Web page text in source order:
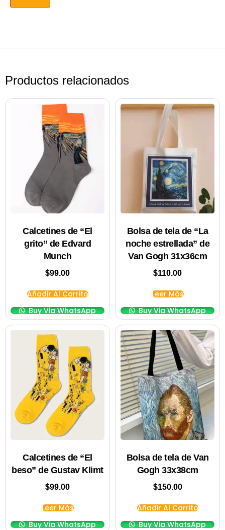
Productos relacionados
Calcetines de “El
grito” de Edvard
Munch
$99.00
Añadir Al Carrito
Buy Via WhatsApp
Bolsa de tela de “La
noche estrellada” de
Van Gogh 31x36cm
$110.00
Leer Más
Buy Via WhatsApp
Calcetines de “El
beso” de Gustav Klimt
$99.00
Leer Más
Buy Via WhatsApp
Bolsa de tela de Van
Gogh 33x38cm
$150.00
Añadir Al Carrito
Buy Via WhatsApp